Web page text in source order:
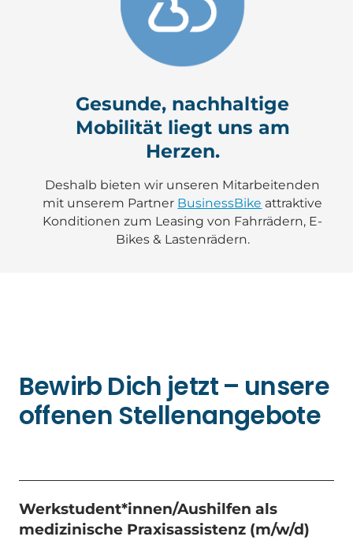
Gesunde, nachhaltige
Mobilität liegt uns am
Herzen.
Deshalb bieten wir unseren Mitarbeitenden
mit unserem Partner BusinessBike attraktive
Konditionen zum Leasing von Fahrrädern, E-
Bikes & Lastenrädern.
Bewirb Dich jetzt – unsere
offenen Stellenangebote
Werkstudent*innen/Aushilfen als
medizinische Praxisassistenz (m/w/d)